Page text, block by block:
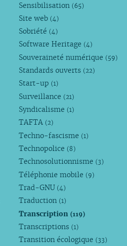
Sensibilisation (65)
Site web (4)
Sobriété (4)
Software Heritage (4)
Souveraineté numérique (59)
Standards ouverts (22)
Start-up (1)
Surveillance (21)
Syndicalisme (1)
TAFTA (2)
Techno-fascisme (1)
Technopolice (8)
Technosolutionnisme (3)
Téléphonie mobile (9)
Trad-GNU (4)
Traduction (1)
Transcription(119)
Transcriptions (1)
Transition écologique (33)